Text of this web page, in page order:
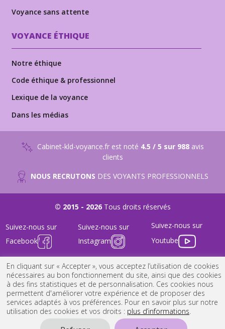
Voyance sans attente
VOYANCE ÉTHIQUE
Notre éthique
Code éthique & professionnel
Lexique de la voyance
Dans les médias
Cabinet-kld-voyance.fr est noté 4.5 / 5 sur 988avis
clients
NOUS RECRUTONS DES VOYANTS PROFESSIONNELS
© 2015 - 2026Tous droits réservés
Suivez-nous sur
Facebook
Suivez-nous sur
Instagram
Suivez-nous sur
Youtube
FAQ - Nous Contacter - Mentions Légales - Conditions générales
En cliquant sur « Accepter », vous acceptez l’utilisation de cookies
nécessaires au bon fonctionnement du site, ainsi que des cookies
à des fins statistiques et de personnalisation. Ces cookies nous
permettent d'améliorer votre expérience et de proposer des
services adaptés à vos préférences. Pour en savoir plus sur notre
utilisation des cookies et vos droits : plus d’informations.